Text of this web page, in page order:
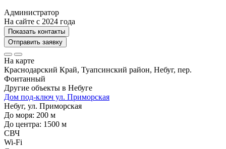
Администратор
На сайте с 2024 года
Показать контакты
Отправить заявку
На карте
Краснодарский Край, Туапсинский район, Небуг, пер.
Фонтанный
Другие объекты в Небуге
Дом под-ключ ул. Приморская
Небуг, ул. Приморская
До моря: 200 м
До центра: 1500 м
СВЧ
Wi-Fi